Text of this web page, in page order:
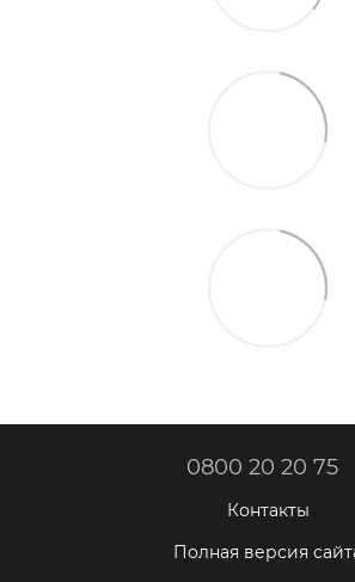
0800 20 20 75
Контакты
Полная версия